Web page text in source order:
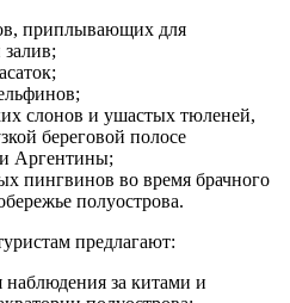
приплывающих для
слонов и ушастых тюленей,
береговой полосе
Аргентины;
пингвинов во время брачного
полуострова.
предлагают:
наблюдения за китами и